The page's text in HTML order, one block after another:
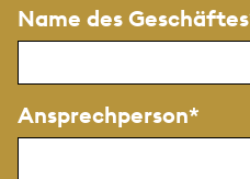
Name des Geschäftes
Ansprechperson